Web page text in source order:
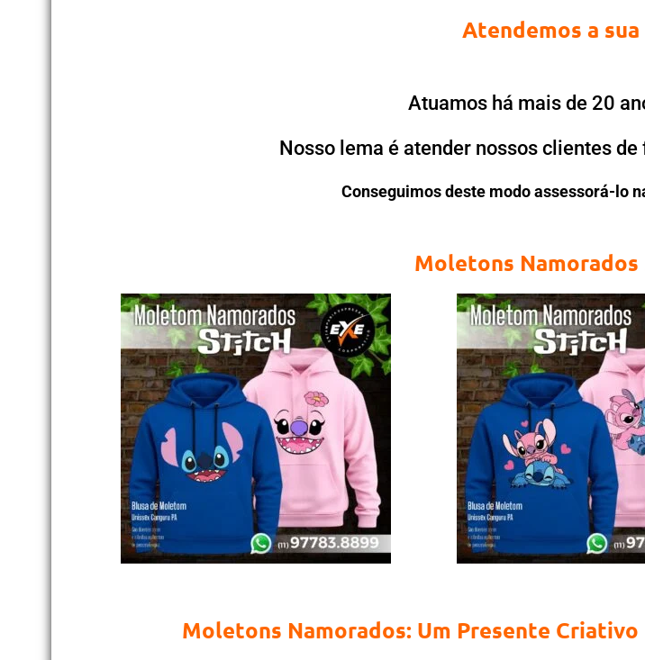
Atendemos a sua
Atuamos há mais de 20
Nosso lema é atender nossos clientes
Conseguimos deste modo assessorá-lo
Moletons Namorados
Moletons Namorados: Um Presente